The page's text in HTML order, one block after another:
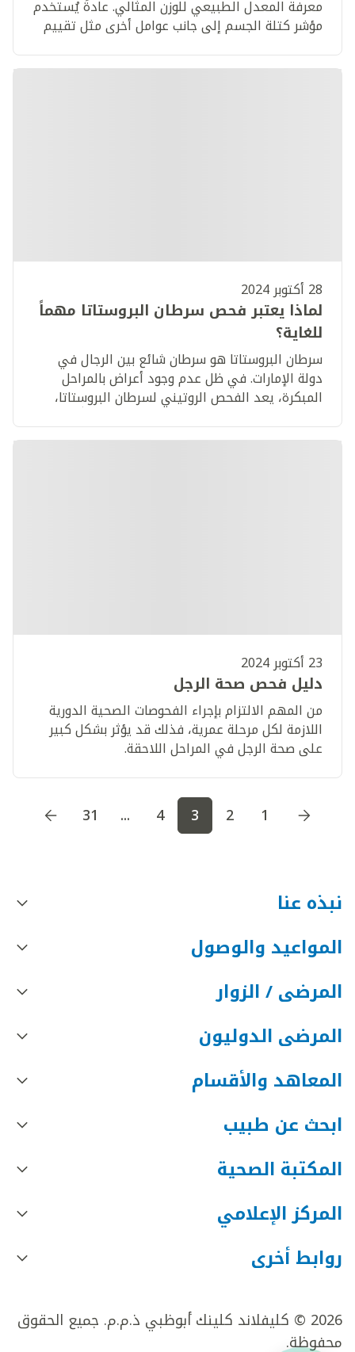
معرفة المعدل الطبيعي للوزن المثالي. عادةً يُستخدم
مؤشر كتلة الجسم إلى جانب عوامل أخرى مثل تقييم
السمنة والحفاظ على اسلوب حياة صحي من جميع
28 أكتوبر 2024
لماذا يعتبر فحص سرطان البروستاتا مهماً
للغاية؟
سرطان البروستاتا هو سرطان شائع بين الرجال في
دولة الإمارات. في ظل عدم وجود أعراض بالمراحل
المبكرة، يعد الفحص الروتيني لسرطان البروستاتا،
سهلة للكشف عن السرطان مبكراً، وبذلك يصبح من
23 أكتوبر 2024
دليل فحص صحة الرجل
من المهم الالتزام بإجراء الفحوصات الصحية الدورية
اللازمة لكل مرحلة عمرية، فذلك قد يؤثر بشكل كبير
على صحة الرجل في المراحل اللاحقة.
اذهب إلى الصفحة اذهب إلى الصفحة 2اذهب إلى 1
2
3
4
...
31
نبذه عنا
المواعيد والوصول
المرضى / الزوار
المرضى الدوليون
المعاهد والأقسام
ابحث عن طبيب
المكتبة الصحية
المركز الإعلامي
روابط أخرى
2026 © كليفلاند كلينك أبوظبي ذ.م.م. جميع الحقوق
محفوظة.